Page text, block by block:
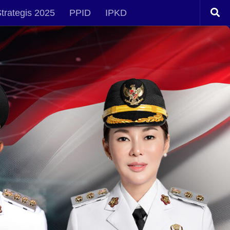
2025 PPID IPKD